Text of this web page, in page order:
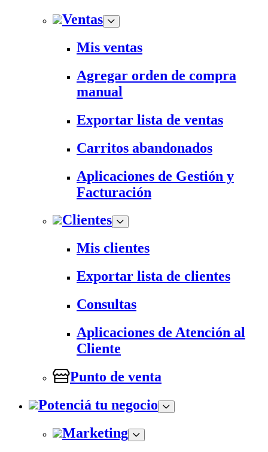
Ventas
Mis ventas
Agregar orden de compra
manual
Exportar lista de ventas
Carritos abandonados
Aplicaciones de Gestión y
Facturación
Clientes
Mis clientes
Exportar lista de clientes
Consultas
Aplicaciones de Atención al
Cliente
Punto de venta
Potenciá tu negocio
Marketing